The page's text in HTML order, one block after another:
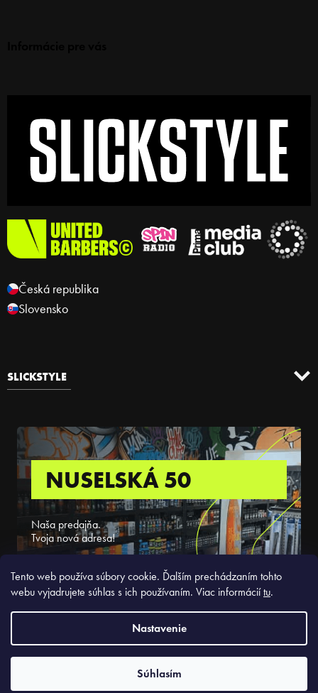
Tento web používa súbory cookie. Ďalším prechádzaním tohto
webu vyjadrujete súhlas s ich používaním. Viac informáciítu.
Nastavenie
Súhlasím
Česká republika
Slovensko
SLICKSTYLE
NUSELSKÁ 50
Naša predajňa.
Tvoja nová adresa!
Slickstyle.sk. Všetky práva vyhradené.